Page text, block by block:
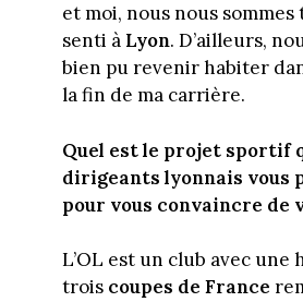
et moi, nous nous
senti à Lyon. D’ailleurs,
bien pu revenir habiter
la fin de ma carrière.
Quel est le projet sportif
dirigeants lyonnais vous
pour vous convaincre de
L’OL est un club avec une
trois coupes de France